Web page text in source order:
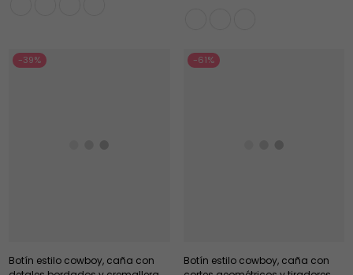
-39%
Botín estilo cowboy, caña con
-61%
Botín estilo cowboy, caña con